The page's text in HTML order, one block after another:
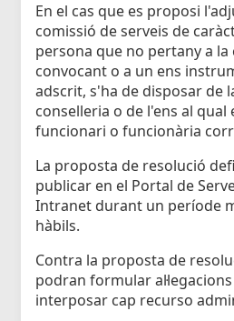
En el cas que es proposi
comissió de serveis de
persona que no pertany a la
convocant o a un ens
adscrit, s'ha de disposar de
conselleria o de l'ens al qual
funcionari o funcionària
La proposta de resolució
publicar en el Portal de
Intranet durant un període
hàbils.
Contra la proposta de
podran formular
interposar cap recurso